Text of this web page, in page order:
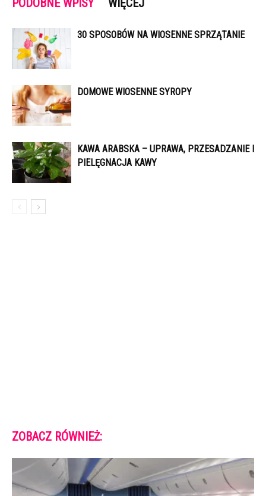
PODOBNE WPISY WIĘCEJ
30 SPOSOBÓW NA WIOSENNE SPRZĄTANIE
DOMOWE WIOSENNE SYROPY
KAWA ARABSKA – UPRAWA, PRZESADZANIE I
PIELĘGNACJA KAWY
ZOBACZ RÓWNIEŻ: